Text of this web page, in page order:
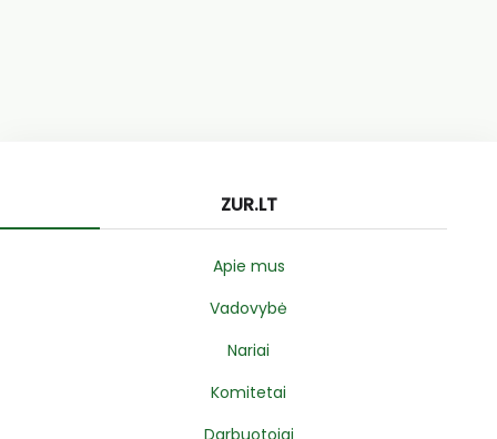
ZUR.LT
Apie mus
Vadovybė
Nariai
Komitetai
Darbuotojai